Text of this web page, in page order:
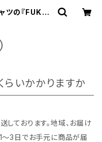
の『FUKUL
らいかかりますか
ております。地域、お届け
～3日でお手元に商品が届